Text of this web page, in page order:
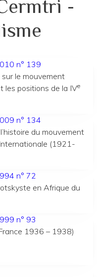
-
n° 139
le mouvement
les positions de la IVe
n° 134
du mouvement
Internationale (1921-
n° 72
en Afrique du
n° 93
1936 – 1938)